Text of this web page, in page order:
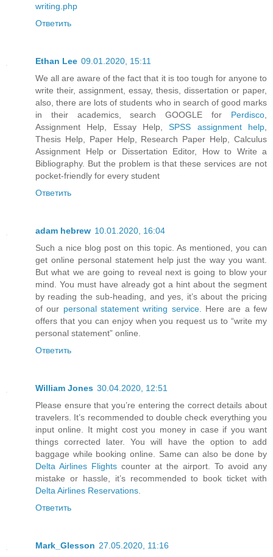
writing.php
Ответить
Ethan Lee 09.01.2020, 15:11
We all are aware of the fact that it is too tough for anyone to
write their, assignment, essay, thesis, dissertation or paper,
also, there are lots of students who in search of good marks
in their academics, search GOOGLE for Perdisco
Assignment Help, Essay Help,SPSS assignment help
Thesis Help, Paper Help, Research Paper Help, Calculus
Assignment Help or Dissertation Editor, How to Write a
Bibliography. But the problem is that these services are not
pocket-friendly for every student
Ответить
adam hebrew 10.01.2020, 16:04
Such a nice blog post on this topic. As mentioned, you can
get online personal statement help just the way you want.
But what we are going to reveal next is going to blow your
mind. You must have already got a hint about the segment
by reading the sub-heading, and yes, it’s about the pricing
of our personal statement writing service. Here are a few
offers that you can enjoy when you request us to “write my
personal statement” online.
Ответить
William Jones 30.04.2020, 12:51
Please ensure that you’re entering the correct details about
travelers. It’s recommended to double check everything you
input online. It might cost you money in case if you want
things corrected later. You will have the option to add
baggage while booking online. Same can also be done by
Delta Airlines Flights counter at the airport. To avoid any
mistake or hassle, it’s recommended to book ticket with
Delta Airlines Reservations
Ответить
Mark_Glesson 27.05.2020, 11:16